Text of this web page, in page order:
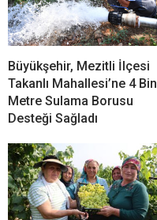
Büyükşehir, Mezitli İlçesi
Takanlı Mahallesi’ne 4 Bin
Metre Sulama Borusu
Desteği Sağladı